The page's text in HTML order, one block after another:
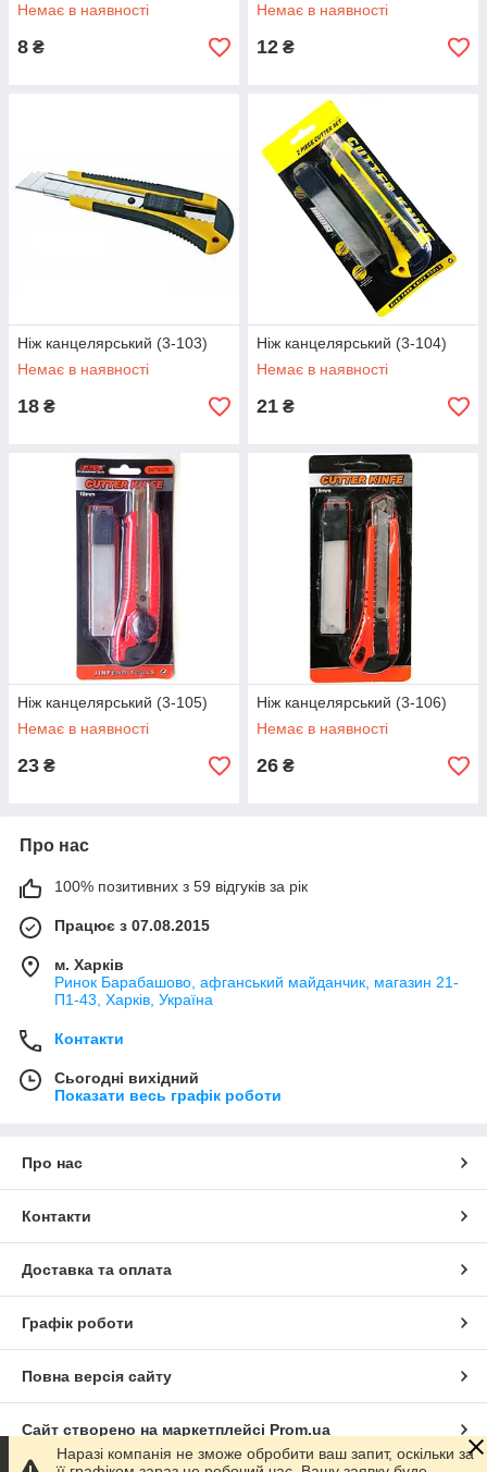
Немає в наявності
8 ₴
Немає в наявності
12 ₴
Ніж канцелярський (3-103)
Немає в наявності
18 ₴
Ніж канцелярський (3-104)
Немає в наявності
21 ₴
Ніж канцелярський (3-105)
Немає в наявності
23 ₴
Ніж канцелярський (3-106)
Немає в наявності
26 ₴
Про нас
100% позитивних з 59 відгуків за рік
Працює з 07.08.2015
м. Харків
Ринок Барабашово, афганський майданчик, магазин 21-
П1-43, Харків, Україна
Контакти
Сьогодні вихідний
Показати весь графік роботи
Про нас
Контакти
Доставка та оплата
Графік роботи
Повна версія сайту
Сайт створено на маркетплейсі Prom.ua
Наразі компанія не зможе обробити ваш запит, оскільки за